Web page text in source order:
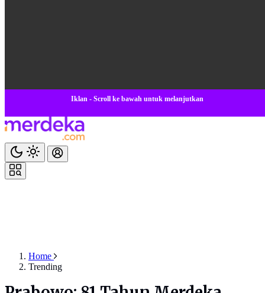
Iklan - Scroll ke bawah untuk melanjutkan
Home
Trending